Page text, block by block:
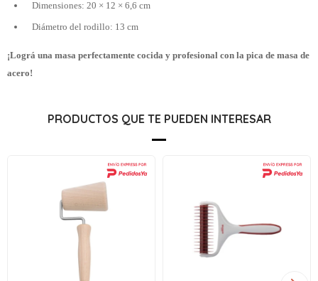
Dimensiones: 20 × 12 × 6,6 cm
Diámetro del rodillo: 13 cm
¡Lográ una masa perfectamente cocida y profesional con la pica de masa de
acero!
PRODUCTOS QUE TE PUEDEN INTERESAR